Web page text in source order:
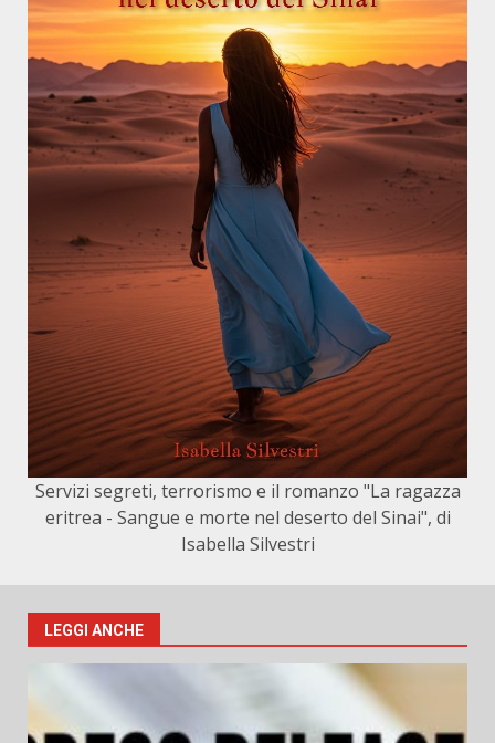
Servizi segreti, terrorismo e il romanzo "La ragazza
eritrea - Sangue e morte nel deserto del Sinai", di
Isabella Silvestri
LEGGI ANCHE